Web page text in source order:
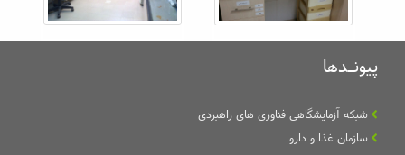
پیونـدها
شبکه آزمایشگاهی فناوری های راهبردی
سازمان غذا و دارو